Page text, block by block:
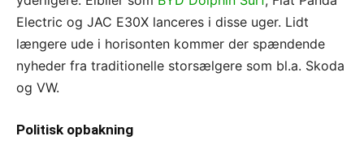
Electric og JAC E30X lanceres i disse uger. Lidt
længere ude i horisonten kommer der spændende
nyheder fra traditionelle storsælgere som bl.a. Skoda
og VW.
Politisk opbakning